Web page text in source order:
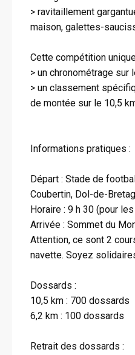
> ravitaillement
maison, galettes-
Cette compétition
> un chronométrage sur
> un classement
de montée sur le 10,5
Informations pratiques :
Départ : Stade de
Coubertin, Dol-de-
Horaire : 9 h 30 (pour
Arrivée : Sommet du
Attention, ce sont 2
navette. Soyez
Dossards :
10,5 km : 700 dossards
6,2 km : 100 dossards
Retrait des dossards :